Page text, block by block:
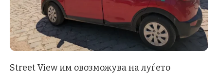
Street View им овозможува на луѓето